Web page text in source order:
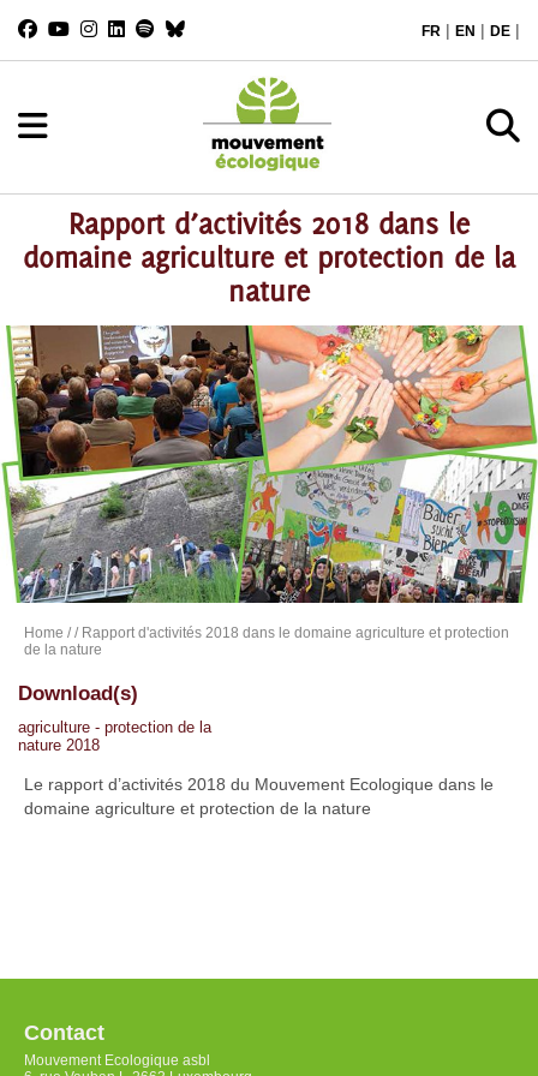
FR | EN | DE |
Rapport d’activités 2018 dans le
domaine agriculture et protection de la
nature
Home // Rapport d'activités 2018 dans le domaine agriculture et protection
de la nature
Download(s)
agriculture - protection de la
nature 2018
Le rapport d’activités 2018 du Mouvement Ecologique dans le
domaine agriculture et protection de la nature
Contact
Mouvement Ecologique asbl